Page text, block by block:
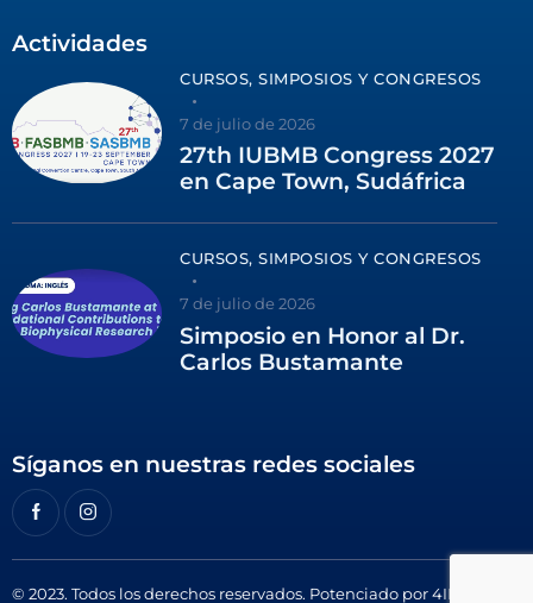
Actividades
CURSOS, SIMPOSIOS Y CONGRESOS
7 de julio de 2026
27th IUBMB Congress 2027
en Cape Town, Sudáfrica
CURSOS, SIMPOSIOS Y CONGRESOS
7 de julio de 2026
Simposio en Honor al Dr.
Carlos Bustamante
Síganos en nuestras redes sociales
© 2023. Todos los derechos reservados. Potenciado por4ID